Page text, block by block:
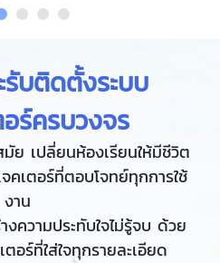
รับติดตั้งระบบ
อร์ครบวงจร
ย เปลี่ยนห้องเรียนให้มีชีวิต
คเตอร์ที่ตอบโจทย์ทุกการใช้
งาน
ความประทับใจไม่รู้จบ ด้วย
อร์ที่ใส่ใจทุกรายละเอียด